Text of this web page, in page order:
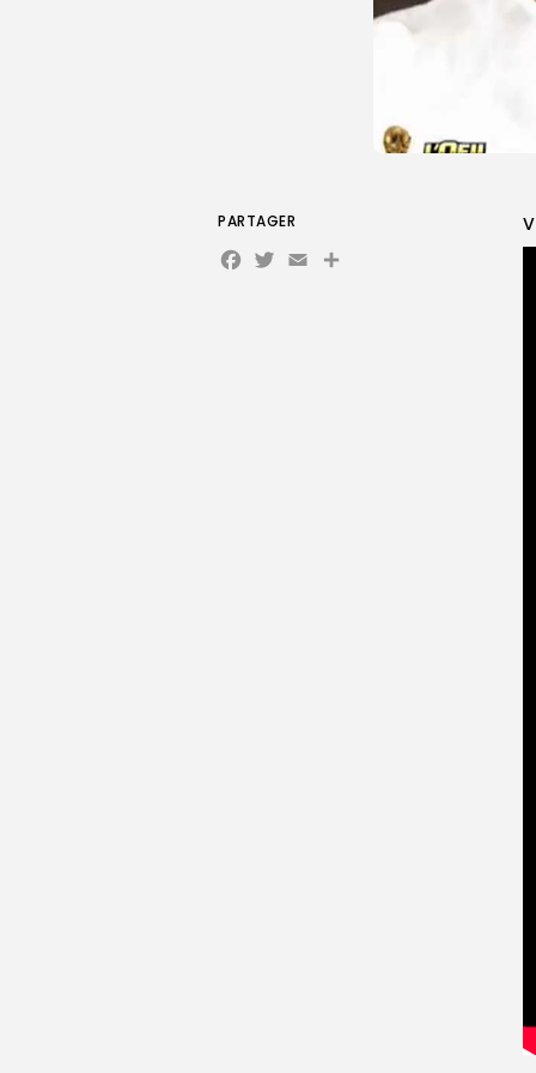
PARTAGER
Facebook
Twitter
Email